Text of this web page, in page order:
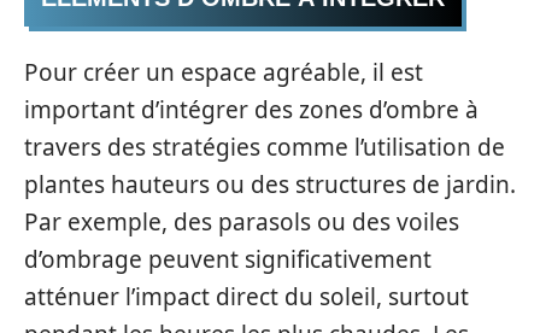
Pour créer un espace agréable, il est
important d’intégrer des zones d’ombre à
travers des stratégies comme l’utilisation de
plantes hauteurs ou des structures de jardin.
Par exemple, des parasols ou des voiles
d’ombrage peuvent significativement
atténuer l’impact direct du soleil, surtout